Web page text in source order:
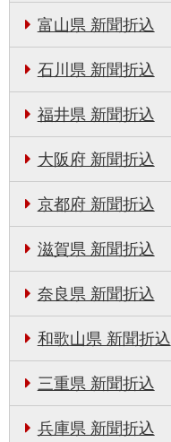
富山県 新聞折込
石川県 新聞折込
福井県 新聞折込
大阪府 新聞折込
京都府 新聞折込
滋賀県 新聞折込
奈良県 新聞折込
和歌山県 新聞折込
三重県 新聞折込
兵庫県 新聞折込